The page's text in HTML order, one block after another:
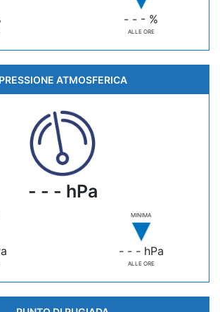
- - - %
ALLE ORE
PRESSIONE ATMOSFERICA
- - - hPa
MINIMA
- - - hPa
ALLE ORE